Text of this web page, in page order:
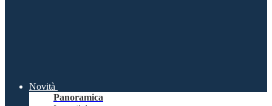
Novità
Panoramica